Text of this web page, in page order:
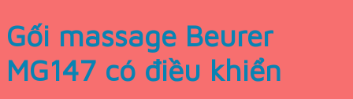
Gối massage Beurer
MG147 có điều khiển